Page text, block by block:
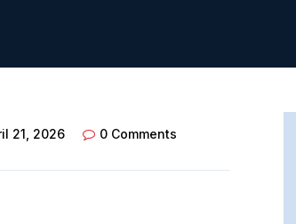
21, 2026 0 Comments